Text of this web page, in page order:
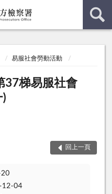
易服社會勞動活動
37梯易服社會
)
回上一頁
12-04